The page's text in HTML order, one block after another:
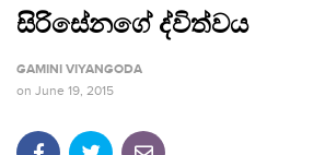
සිරිසේනගේ ද්විත්වය
GAMINI VIYANGODA
on June 19, 2015